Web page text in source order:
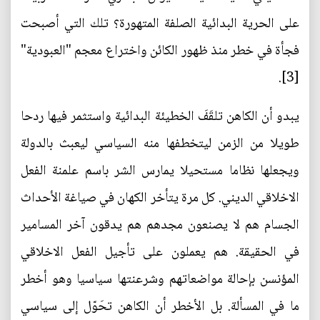
على الحرية البدائية الصلفة المتهورة؟ تلك التي أصبحت
فجأة في خطر منذ ظهور الكائن واختراع معجم "العبودية"
[3].
يبدو أن الكاهن تلقَفَ الخطيئة البدائية واستثمر فيها ردحا
طويلا من الزمن ليتخطفها منه السياسي ليعبث بالدولة
ويجعلها نظاما مستحيلا يمارس الشر باسم علمنة الفعل
الاخلاقي الديني. كل مرة يتأخر الكهان في صياغة الأحداث
الجسام هم لا يصنعون مجدهم هم يدقون آخر المسامير
في الحقيقة. هم يعملون على تأجيل الفعل الاخلاقي
المؤنسن بإحالة مواضعاتهم وشرعنتها سياسيا وهو أخطر
ما في المسألة. بل الأخطر أن الكاهن تحَوّل إلى سياسي